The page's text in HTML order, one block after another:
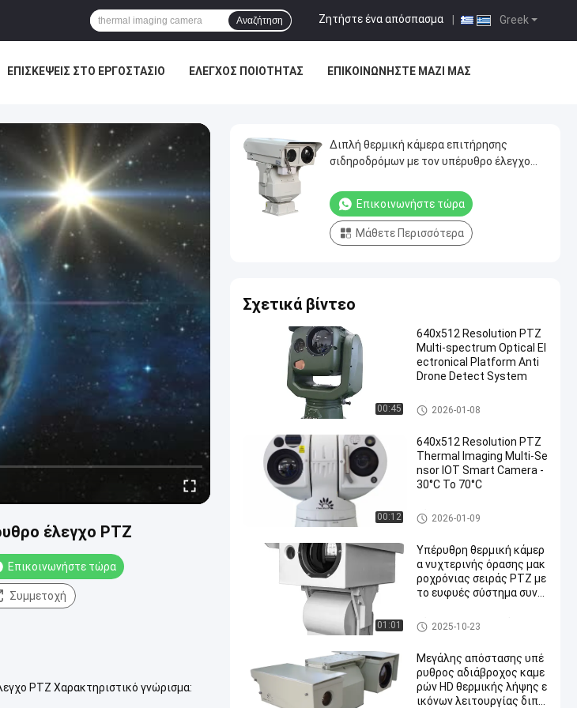
Greek
Ζητήστε ένα απόσπασμα
Αναζήτηση
ΕΠΙΣΚΈΨΕΙΣ ΣΤΟ ΕΡΓΟΣΤΆΣΙΟ ΈΛΕΓΧΟΣ ΠΟΙΌΤΗΤΑΣ ΕΠΙΚΟΙΝΩΝΉΣΤΕ ΜΑΖΊ ΜΑΣ
έλεγχο PTZ
Επικοινωνήστε τώρα
Συμμετοχή
PTZ Χαρακτηριστικό γνώρισμα:
Διπλή θερμική κάμερα επιτήρησης
σιδηροδρόμων με τον υπέρυθρο έλεγχο
Επικοινωνήστε τώρα
Μάθετε Περισσότερα
Σχετικά βίντεο
00:45
640x512 Resolution PTZ
Multi-spectrum Optical El
ectronical Platform Anti
Drone Detect System
Σύστημα Anti Drone
2026-01-08
00:12
640x512 Resolution PTZ
Thermal Imaging Multi-Se
nsor IOT Smart Camera -
30°C To 70°C
Κάμερα θερμικής λήψης εικό
νων PTZ
2026-01-09
01:01
Υπέρυθρη θερμική κάμερ
α νυχτερινής όρασης μακ
ροχρόνιας σειράς PTZ με
το ευφυές σύστημα συνα
Κάμερα νυχτερινής όρασης μ
ακροχρόνιας σειράς
2025-10-23
Μεγάλης απόστασης υπέ
ρυθρος αδιάβροχος καμε
ρών HD θερμικής λήψης ε
ικόνων λειτουργίας διπλ